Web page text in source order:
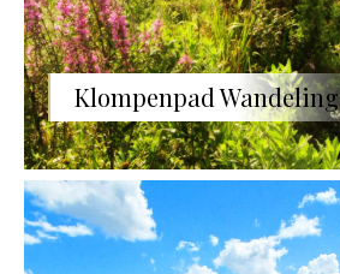
Klompenpad Wandeling